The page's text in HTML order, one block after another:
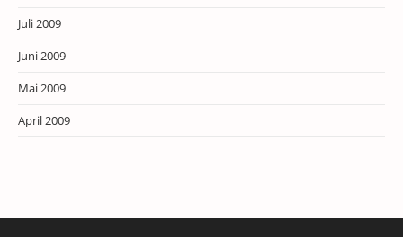
Juli 2009
Juni 2009
Mai 2009
April 2009